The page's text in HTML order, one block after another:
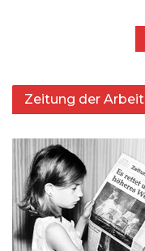
Zeitung der Arbeit